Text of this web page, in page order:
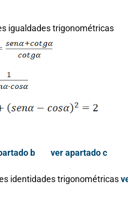
igualdades trigonométricas
b
ver apartado c
identidades trigonométricas
las
al
Notición
adquirir
de
de cero
online
adquirir
libro: